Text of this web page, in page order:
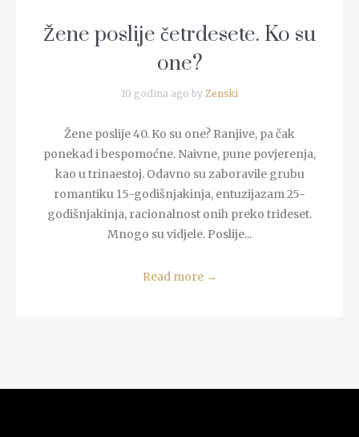
Žene poslije četrdesete. Ko su
one?
10 godina ago by Zenski
Žene poslije 40. Ko su one? Ranjive, pa čak
ponekad i bespomoćne. Naivne, pune povjerenja,
kao u trinaestoj. Odavno su zaboravile grubu
romantiku 15-godišnjakinja, entuzijazam 25-
godišnjakinja, racionalnost onih preko trideset.
Mnogo su vidjele. Poslije...
Read more →